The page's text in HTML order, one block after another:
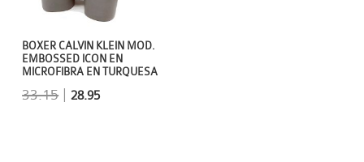
BOXER CALVIN KLEIN MOD.
EMBOSSED ICON EN
MICROFIBRA EN TURQUESA
33.15 |28.95